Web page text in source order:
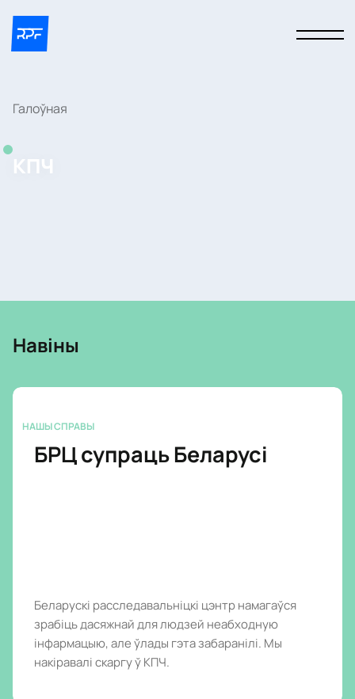
Галоўная
КПЧ
Навіны
НАШЫ СПРАВЫ
БРЦ супраць Беларусі
Беларускі расследавальніцкі цэнтр намагаўся
зрабіць дасяжнай для людзей неабходную
інфармацыю, але ўлады гэта забаранілі. Мы
накіравалі скаргу ў КПЧ.